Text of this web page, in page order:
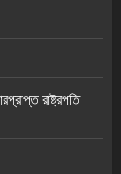
রাষ্ট্রপতি